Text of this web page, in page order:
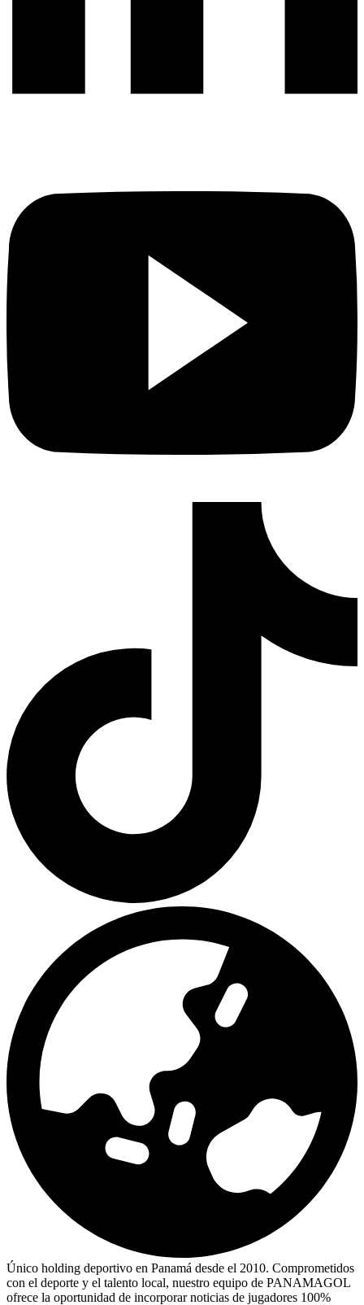
Único holding deportivo en Panamá desde el 2010. Comprometidos
con el deporte y el talento local, nuestro equipo de PANAMAGOL
ofrece la oportunidad de incorporar noticias de jugadores 100%